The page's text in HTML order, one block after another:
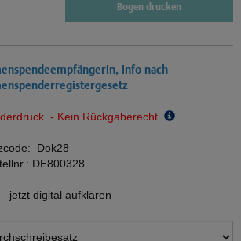
Bogen drucken
Info nach
- Kein Rückgaberecht
Dok28
DE800328
jetzt digital aufklären